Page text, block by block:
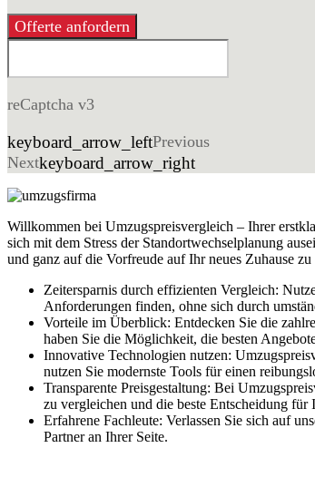
Offerte anfordern
reCaptcha v3
keyboard_arrow_leftPrevious
Nextkeyboard_arrow_right
Willkommen bei Umzugspreisvergleich – Ihrer
sich mit dem Stress der Standortwechselplanung
und ganz auf die Vorfreude auf Ihr neues Zuhause
Zeitersparnis durch effizienten Vergleich:
Anforderungen finden, ohne sich durch
Vorteile im Überblick: Entdecken Sie die
haben Sie die Möglichkeit, die besten
Innovative Technologien nutzen:
nutzen Sie modernste Tools für einen
Transparente Preisgestaltung: Bei
zu vergleichen und die beste Entscheidung für
Erfahrene Fachleute: Verlassen Sie sich auf
Partner an Ihrer Seite.